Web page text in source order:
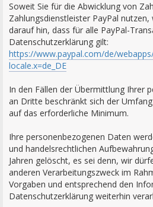
Soweit Sie für die Abwicklung von
Zahlungsdienstleister PayPal
darauf hin, dass für alle PayPal-
Datenschutzerklärung gilt:
https://www.paypal.com/de/
locale.x=de_DE
In den Fällen der Übermittlung Ihrer
an Dritte beschränkt sich der
auf das erforderliche Minimum.
Ihre personenbezogenen Daten
und handelsrechtlichen
Jahren gelöscht, es sei denn, wir
anderen Verarbeitungszweck im
Vorgaben und entsprechend den
Datenschutzerklärung weiterhin